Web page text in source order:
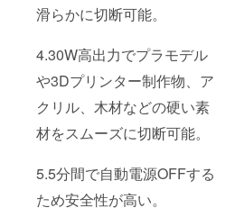
滑らかに切断可能。
4.30W高出力でプラモデル
や3Dプリンター制作物、ア
クリル、木材などの硬い素
材をスムーズに切断可能。
5.5分間で自動電源OFFする
ため安全性が高い。